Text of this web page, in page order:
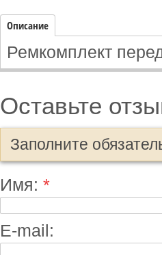
Описание
Ремкомплект
Оставьте
Заполните
Имя: *
E-mail: